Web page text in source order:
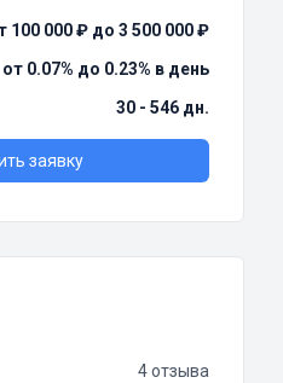
100 000 ₽ до 3 500 000 ₽
от 0.07% до 0.23% в день
30 - 546 дн.
заявку
4 отзыва